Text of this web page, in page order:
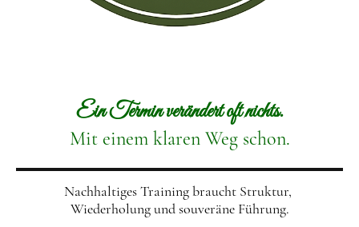
Ein Termin verändert oft nichts.
Mit einem klaren Weg schon.
Nachhaltiges Training braucht Struktur,
Wiederholung und souveräne Führung.